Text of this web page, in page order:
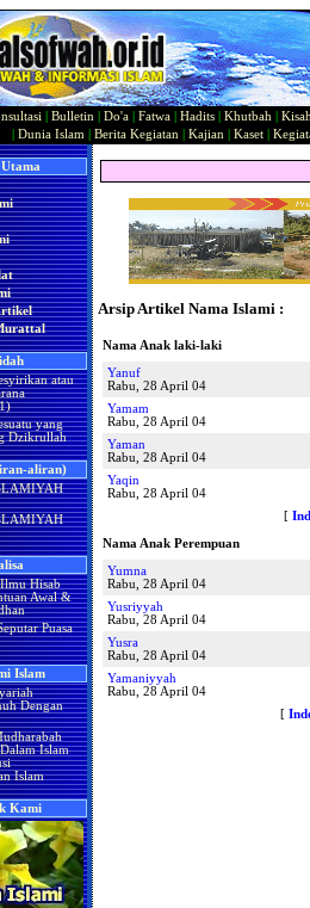
Bulletin Do'a Fatwa Hadits Khutbah
Dunia Islam Berita Kegiatan Kajian Kaset|
atau
yang
Dzikrullah
aliran)
Hisab
Awal &
Puasa
Islam
Dengan
Islam
Islam
Kami
Arsip Artikel Nama Islami :
Nama Anak laki-laki
Yanuf
Rabu, 28 April 04
Yamam
Rabu, 28 April 04
Yaman
Rabu, 28 April 04
Yaqin
Rabu, 28 April 04
[
Nama Anak Perempuan
Yumna
Rabu, 28 April 04
Yusriyyah
Rabu, 28 April 04
Yusra
Rabu, 28 April 04
Yamaniyyah
Rabu, 28 April 04
[